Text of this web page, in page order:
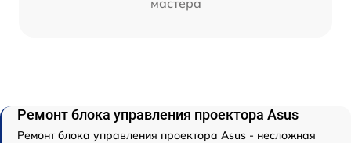
мастера
Ремонт блока управления проектора Asus
Ремонт блока управления проектора Asus - несложная